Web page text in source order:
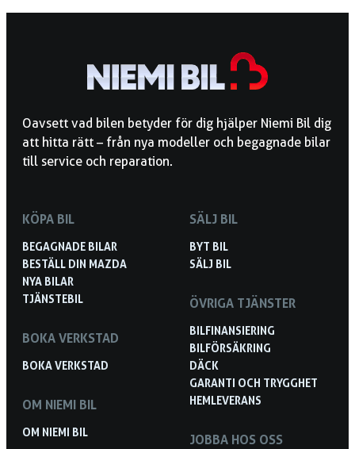
Oavsett vad bilen betyder för dig hjälper Niemi Bil dig
att hitta rätt – från nya modeller och begagnade bilar
till service och reparation.
KÖPA BIL
BEGAGNADE BILAR
BESTÄLL DIN MAZDA
NYA BILAR
TJÄNSTEBIL
BOKA VERKSTAD
BOKA VERKSTAD
OM NIEMI BIL
OM NIEMI BIL
SÄLJ BIL
BYT BIL
SÄLJ BIL
ÖVRIGA TJÄNSTER
BILFINANSIERING
BILFÖRSÄKRING
DÄCK
GARANTI OCH TRYGGHET
HEMLEVERANS
JOBBA HOS OSS